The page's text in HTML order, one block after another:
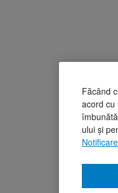
Făcând
acord cu
ului și